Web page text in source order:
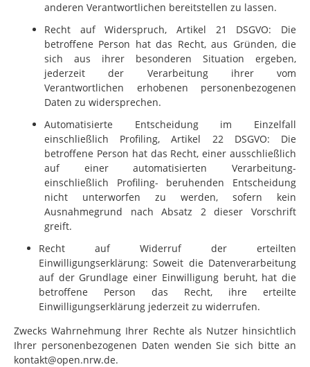
anderen Verantwortlichen bereitstellen zu lassen.
Recht auf Widerspruch, Artikel 21 DSGVO: Die
betroffene Person hat das Recht, aus Gründen, die
sich aus ihrer besonderen Situation ergeben,
jederzeit der Verarbeitung ihrer vom
Verantwortlichen erhobenen personenbezogenen
Daten zu widersprechen.
Automatisierte Entscheidung im Einzelfall
einschließlich Profiling, Artikel 22 DSGVO: Die
betroffene Person hat das Recht, einer ausschließlich
auf einer automatisierten Verarbeitung-
einschließlich Profiling- beruhenden Entscheidung
nicht unterworfen zu werden, sofern kein
Ausnahmegrund nach Absatz 2 dieser Vorschrift
greift.
Recht auf Widerruf der erteilten
Einwilligungserklärung: Soweit die Datenverarbeitung
auf der Grundlage einer Einwilligung beruht, hat die
betroffene Person das Recht, ihre erteilte
Einwilligungserklärung jederzeit zu widerrufen.
Zwecks Wahrnehmung Ihrer Rechte als Nutzer hinsichtlich
Ihrer personenbezogenen Daten wenden Sie sich bitte an
kontakt@open.nrw.de.